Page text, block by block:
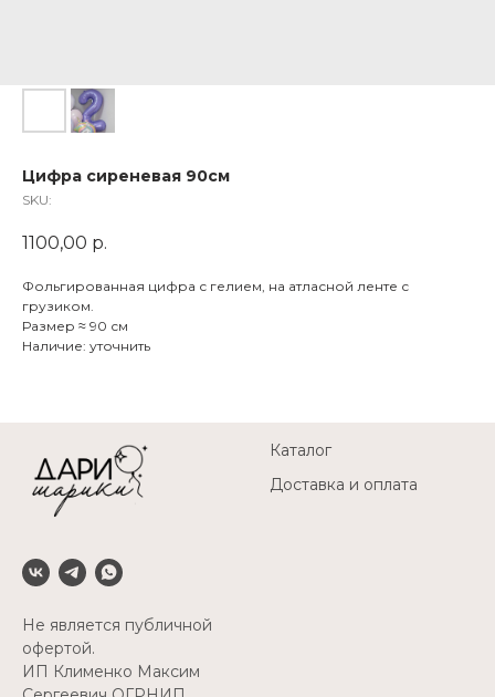
Цифра сиреневая 90см
SKU:
1100,00 р.
Фольгированная цифра с гелием, на атласной ленте с
грузиком.
Размер ≈ 90 см
Наличие: уточнить
Не является публичной
офертой.
ИП Клименко Максим
Каталог
Доставка и оплата